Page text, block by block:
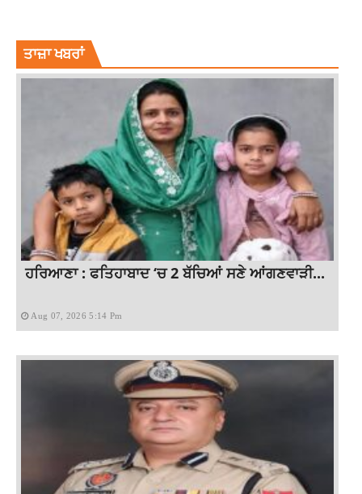
ਤਾਜ਼ਾ ਖਬਰਾਂ
ਹਰਿਆਣਾ : ਫਤਿਹਾਬਾਦ ‘ਚ 2 ਬੱਚਿਆਂ ਸਣੇ ਆਂਗਣਵਾੜੀ...
Aug 07, 2026 5:14 Pm